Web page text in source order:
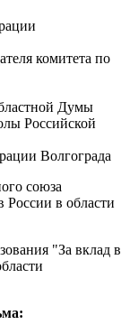
комитета по
Думы
Российской
Волгограда
союза
в области
"За вклад в